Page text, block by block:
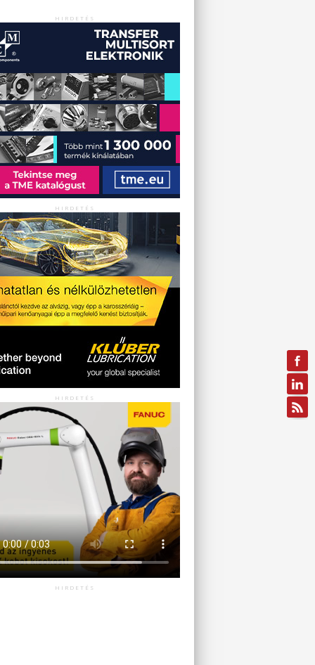
HIRDETÉS
HIRDETÉS
HIRDETÉS
HIRDETÉS